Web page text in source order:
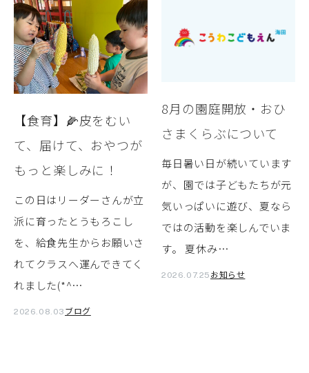
【食育】🌽皮をむい
て、届けて、おやつが
もっと楽しみに！
この日はリーダーさんが立
派に育ったとうもろこし
を、給食先生からお願いさ
れてクラスへ運んできてく
れました(*^…
2026.08.03 ブログ
8月の園庭開放・おひ
さまくらぶについて
毎日暑い日が続いています
が、園では子どもたちが元
気いっぱいに遊び、夏なら
ではの活動を楽しんでいま
す。 夏休み…
2026.07.25 お知らせ